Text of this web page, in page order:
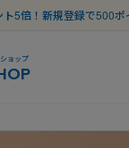
5倍！新規登録で500ポ
ョップ